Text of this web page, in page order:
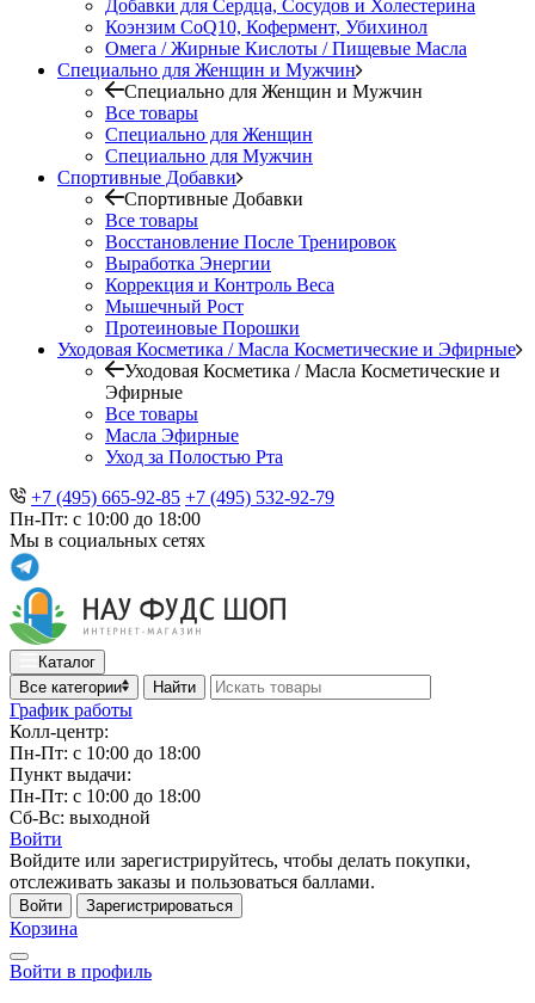
Добавки для Сердца, Сосудов и Холестерина
Коэнзим CoQ10, Кофермент, Убихинол
Омега / Жирные Кислоты / Пищевые Масла
Специально для Женщин и Мужчин
Специально для Женщин и Мужчин
Все товары
Специально для Женщин
Специально для Мужчин
Спортивные Добавки
Спортивные Добавки
Все товары
Восстановление После Тренировок
Выработка Энергии
Коррекция и Контроль Веса
Мышечный Рост
Протеиновые Порошки
Уходовая Косметика / Масла Косметические и Эфирные
Уходовая Косметика / Масла Косметические и
Эфирные
Все товары
Масла Эфирные
Уход за Полостью Рта
+7 (495) 665-92-85 +7 (495) 532-92-79
Пн-Пт: с 10:00 до 18:00
Мы в социальных сетях
Каталог
Все категории
Найти
График работы
Колл-центр:
Пн-Пт: с 10:00 до 18:00
Пункт выдачи:
Пн-Пт: с 10:00 до 18:00
Сб-Вс: выходной
Войти
Войдите или зарегистрируйтесь, чтобы делать покупки,
отслеживать заказы и пользоваться баллами.
Войти Зарегистрироваться
Корзина
Войти в профиль